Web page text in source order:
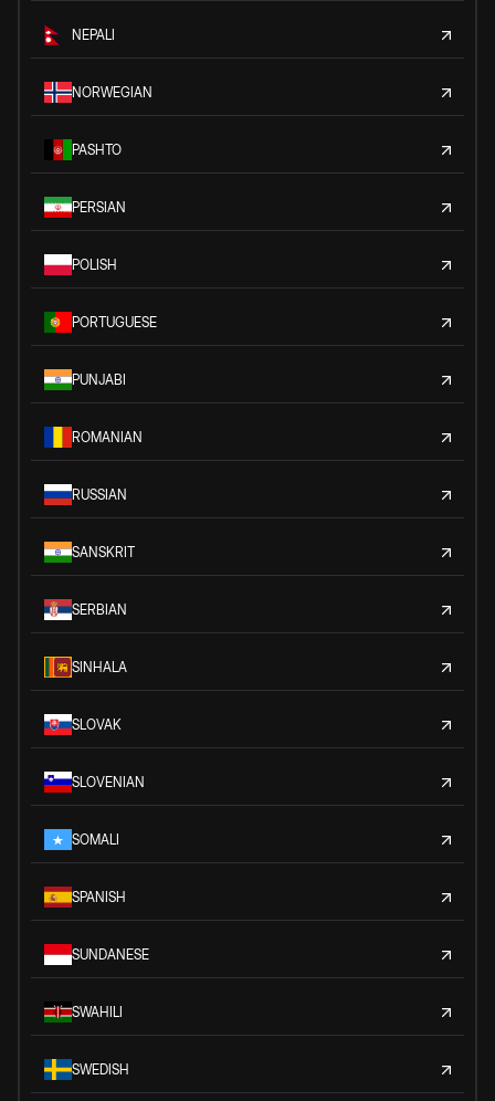
NEPALI
NORWEGIAN
PASHTO
PERSIAN
POLISH
PORTUGUESE
PUNJABI
ROMANIAN
RUSSIAN
SANSKRIT
SERBIAN
SINHALA
SLOVAK
SLOVENIAN
SOMALI
SPANISH
SUNDANESE
SWAHILI
SWEDISH